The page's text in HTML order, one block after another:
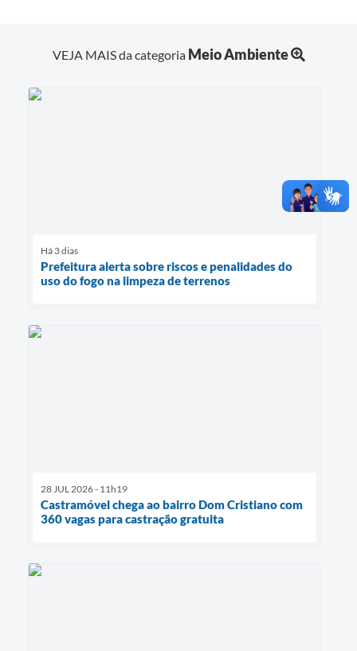
VEJA MAIS da categoria Meio Ambiente
Há 3 dias
Prefeitura alerta sobre riscos e penalidades do
uso do fogo na limpeza de terrenos
28 JUL 2026 - 11h19
Castramóvel chega ao bairro Dom Cristiano com
360 vagas para castração gratuita